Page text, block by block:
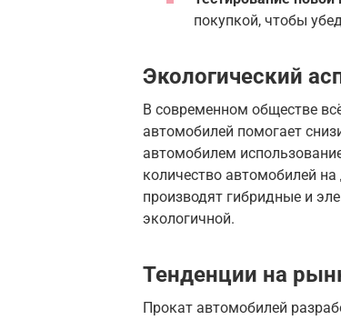
покупкой, чтобы
Экологический
В современном обществе
автомобилей помогает
автомобилем
количество автомобилей
производят гибридные и
экологичной.
Тенденции на
Прокат автомобилей